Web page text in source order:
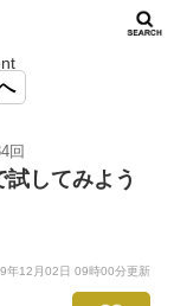
回
してみよう
年12月02日 09時00分更新